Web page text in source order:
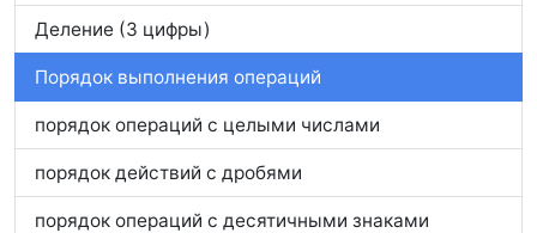
Деление (3 цифры)
Порядок выполнения операций
порядок операций с целыми числами
порядок действий с дробями
порядок операций с десятичными знаками